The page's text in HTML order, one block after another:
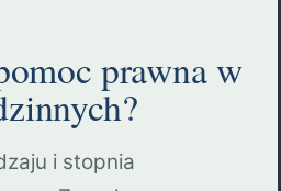
prawna w
i stopnia